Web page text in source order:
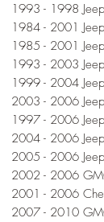
1993 - 1998
1984 - 2001
1985 - 2001
1993 - 2003
1999 - 2004
2003 - 2006
1997 - 2006
2004 - 2006
2005 - 2006
2002 - 2006
2001 - 2006
2007 - 2010